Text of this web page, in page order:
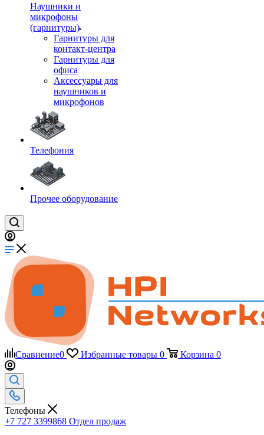
Наушники и
микрофоны
(гарнитуры)
Гарнитуры для
контакт-центра
Гарнитуры для
офиса
Аксессуары для
наушников и
микрофонов
Телефония
Прочее оборудование
Сравнение0 Избранные товары 0 Корзина 0
Телефоны
+7 727 3399868 Отдел продаж